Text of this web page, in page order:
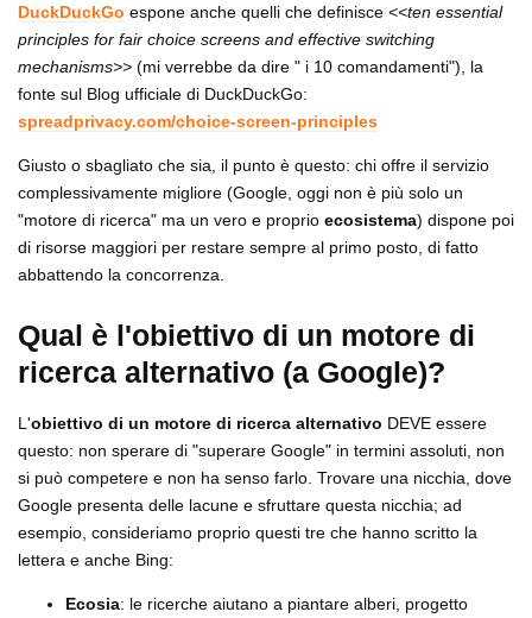
DuckDuckGo espone anche quelli che definisce <<ten essential
principles for fair choice screens and effective switching
mechanisms>> (mi verrebbe da dire " i 10 comandamenti"), la
fonte sul Blog ufficiale di DuckDuckGo:
spreadprivacy.com/choice-screen-principles
Giusto o sbagliato che sia, il punto è questo: chi offre il servizio
complessivamente migliore (Google, oggi non è più solo un
"motore di ricerca" ma un vero e proprio ecosistema) dispone poi
di risorse maggiori per restare sempre al primo posto, di fatto
abbattendo la concorrenza.
Qual è l'obiettivo di un motore di
ricerca alternativo (a Google)?
L'obiettivo di un motore di ricerca alternativo DEVE essere
questo: non sperare di "superare Google" in termini assoluti, non
si può competere e non ha senso farlo. Trovare una nicchia, dove
Google presenta delle lacune e sfruttare questa nicchia; ad
esempio, consideriamo proprio questi tre che hanno scritto la
lettera e anche Bing:
Ecosia: le ricerche aiutano a piantare alberi, progetto